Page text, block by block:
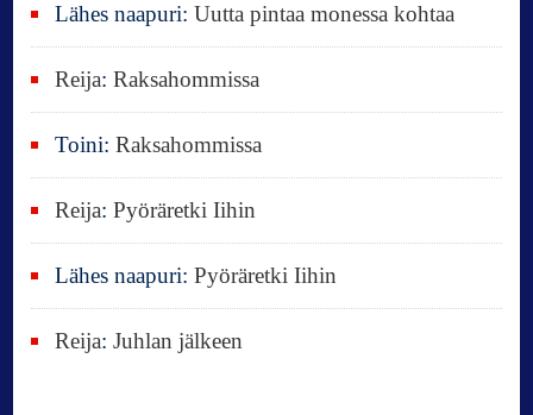
Lähes naapuri:Uutta pintaa monessa kohtaa
Reija:Raksahommissa
Toini:Raksahommissa
Reija:Pyöräretki Iihin
Lähes naapuri:Pyöräretki Iihin
Reija:Juhlan jälkeen